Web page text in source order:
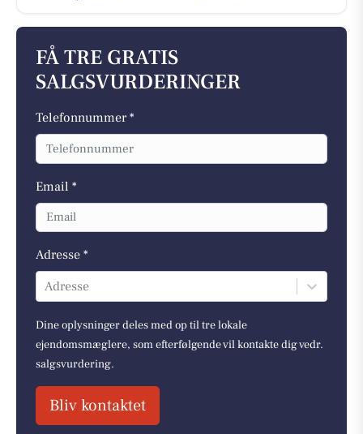
FÅ TRE GRATIS
SALGSVURDERINGER
Telefonnummer *
Email *
Adresse *
Adresse
Dine oplysninger deles med op til tre lokale
ejendomsmæglere, som efterfølgende vil kontakte dig vedr.
salgsvurdering.
Bliv kontaktet